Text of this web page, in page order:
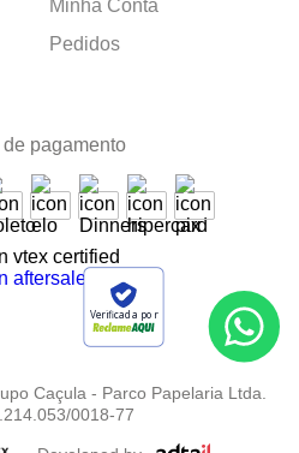
Minha Conta
Pedidos
de pagamento
Verificada por
Caçula - Parco Papelaria Ltda.
0018-77